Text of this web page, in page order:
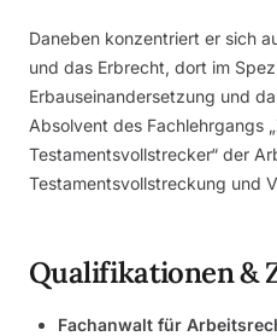
Daneben konzentriert er sich
und das Erbrecht, dort im
Erbauseinandersetzung und
Absolvent des Fachlehrgangs
Testamentsvollstrecker“ der
Testamentsvollstreckung und
Qualifikationen &
Fachanwalt für